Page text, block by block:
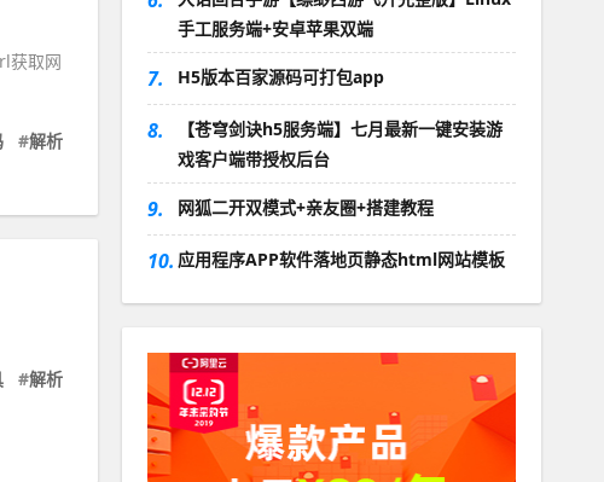
获取网
#解析
#解析
手工服务端+安卓苹果双端
7. H5版本百家源码可打包app
8.
【苍穹剑诀h5服务端】七月最新一键安装游
戏客户端带授权后台
9. 网狐二开双模式+亲友圈+搭建教程
10. 应用程序APP软件落地页静态html网站模板